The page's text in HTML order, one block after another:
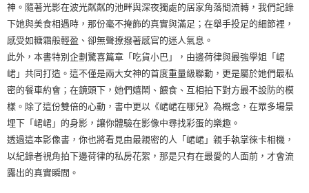
神。隨著光影在波光粼粼的池畔與深夜獨處的居家角落間流轉，我們記錄
下她與美食相遇時，那份毫不掩飾的真實與滿足；在舉手投足的細節裡，
感受如糖霜般輕盈、卻無聲撩撥著感官的迷人氣息。
此外，本書特別企劃驚喜篇章「吃貨小巴」，由邊荷律與最強學姐「峮
峮」共同打造。這不僅是兩大女神的首度重量級聯動，更是屬於她們最私
密的餐車約會；在鏡頭下，她們嬉鬧、餵食、互相拍下對方最不設防的模
樣。除了這份雙倍的心動，書中更以《峮峮在哪兒》為概念，在眾多場景
埋下「峮峮」的身影，讓你體驗在影像中尋找彩蛋的樂趣。
透過這本影像書，你也將看見由最親密的人「峮峮」親手執掌徠卡相機，
以紀錄者視角拍下邊荷律的私房花絮，那是只有在最愛的人面前，才會流
露出的真實瞬間。